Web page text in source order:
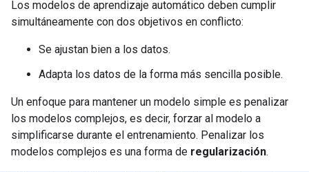
Los modelos de aprendizaje automático deben cumplir
simultáneamente con dos objetivos en conflicto:
Se ajustan bien a los datos.
Adapta los datos de la forma más sencilla posible.
Un enfoque para mantener un modelo simple es penalizar
los modelos complejos, es decir, forzar al modelo a
simplificarse durante el entrenamiento. Penalizar los
modelos complejos es una forma de regularización.